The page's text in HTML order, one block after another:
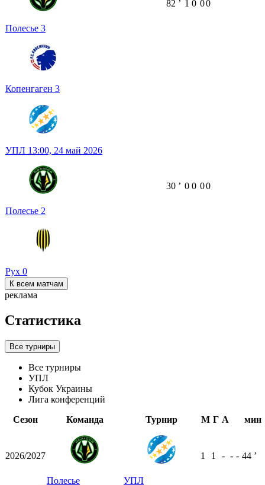
Полесье 3
Копенгаген 3
82 ʼ 1 0 00
УПЛ 13:00, 24 май 2026
Полесье 2
Рух 0
30 ʼ 0 0 00
К всем матчам
реклама
Статистика
Все турниры
Все турниры
УПЛ
Кубок Украины
Лига конференций
Сезон
Команда Турнир М Г А мин
2026/2027
Полесье УПЛ
1 1 - - - 44 ʼ